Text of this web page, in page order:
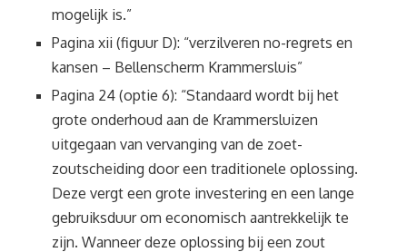
mogelijk is.”
Pagina xii (figuur D): “verzilveren no-regrets en
kansen – Bellenscherm Krammersluis”
Pagina 24 (optie 6): “Standaard wordt bij het
grote onderhoud aan de Krammersluizen
uitgegaan van vervanging van de zoet-
zoutscheiding door een traditionele oplossing.
Deze vergt een grote investering en een lange
gebruiksduur om economisch aantrekkelijk te
zijn. Wanneer deze oplossing bij een zout